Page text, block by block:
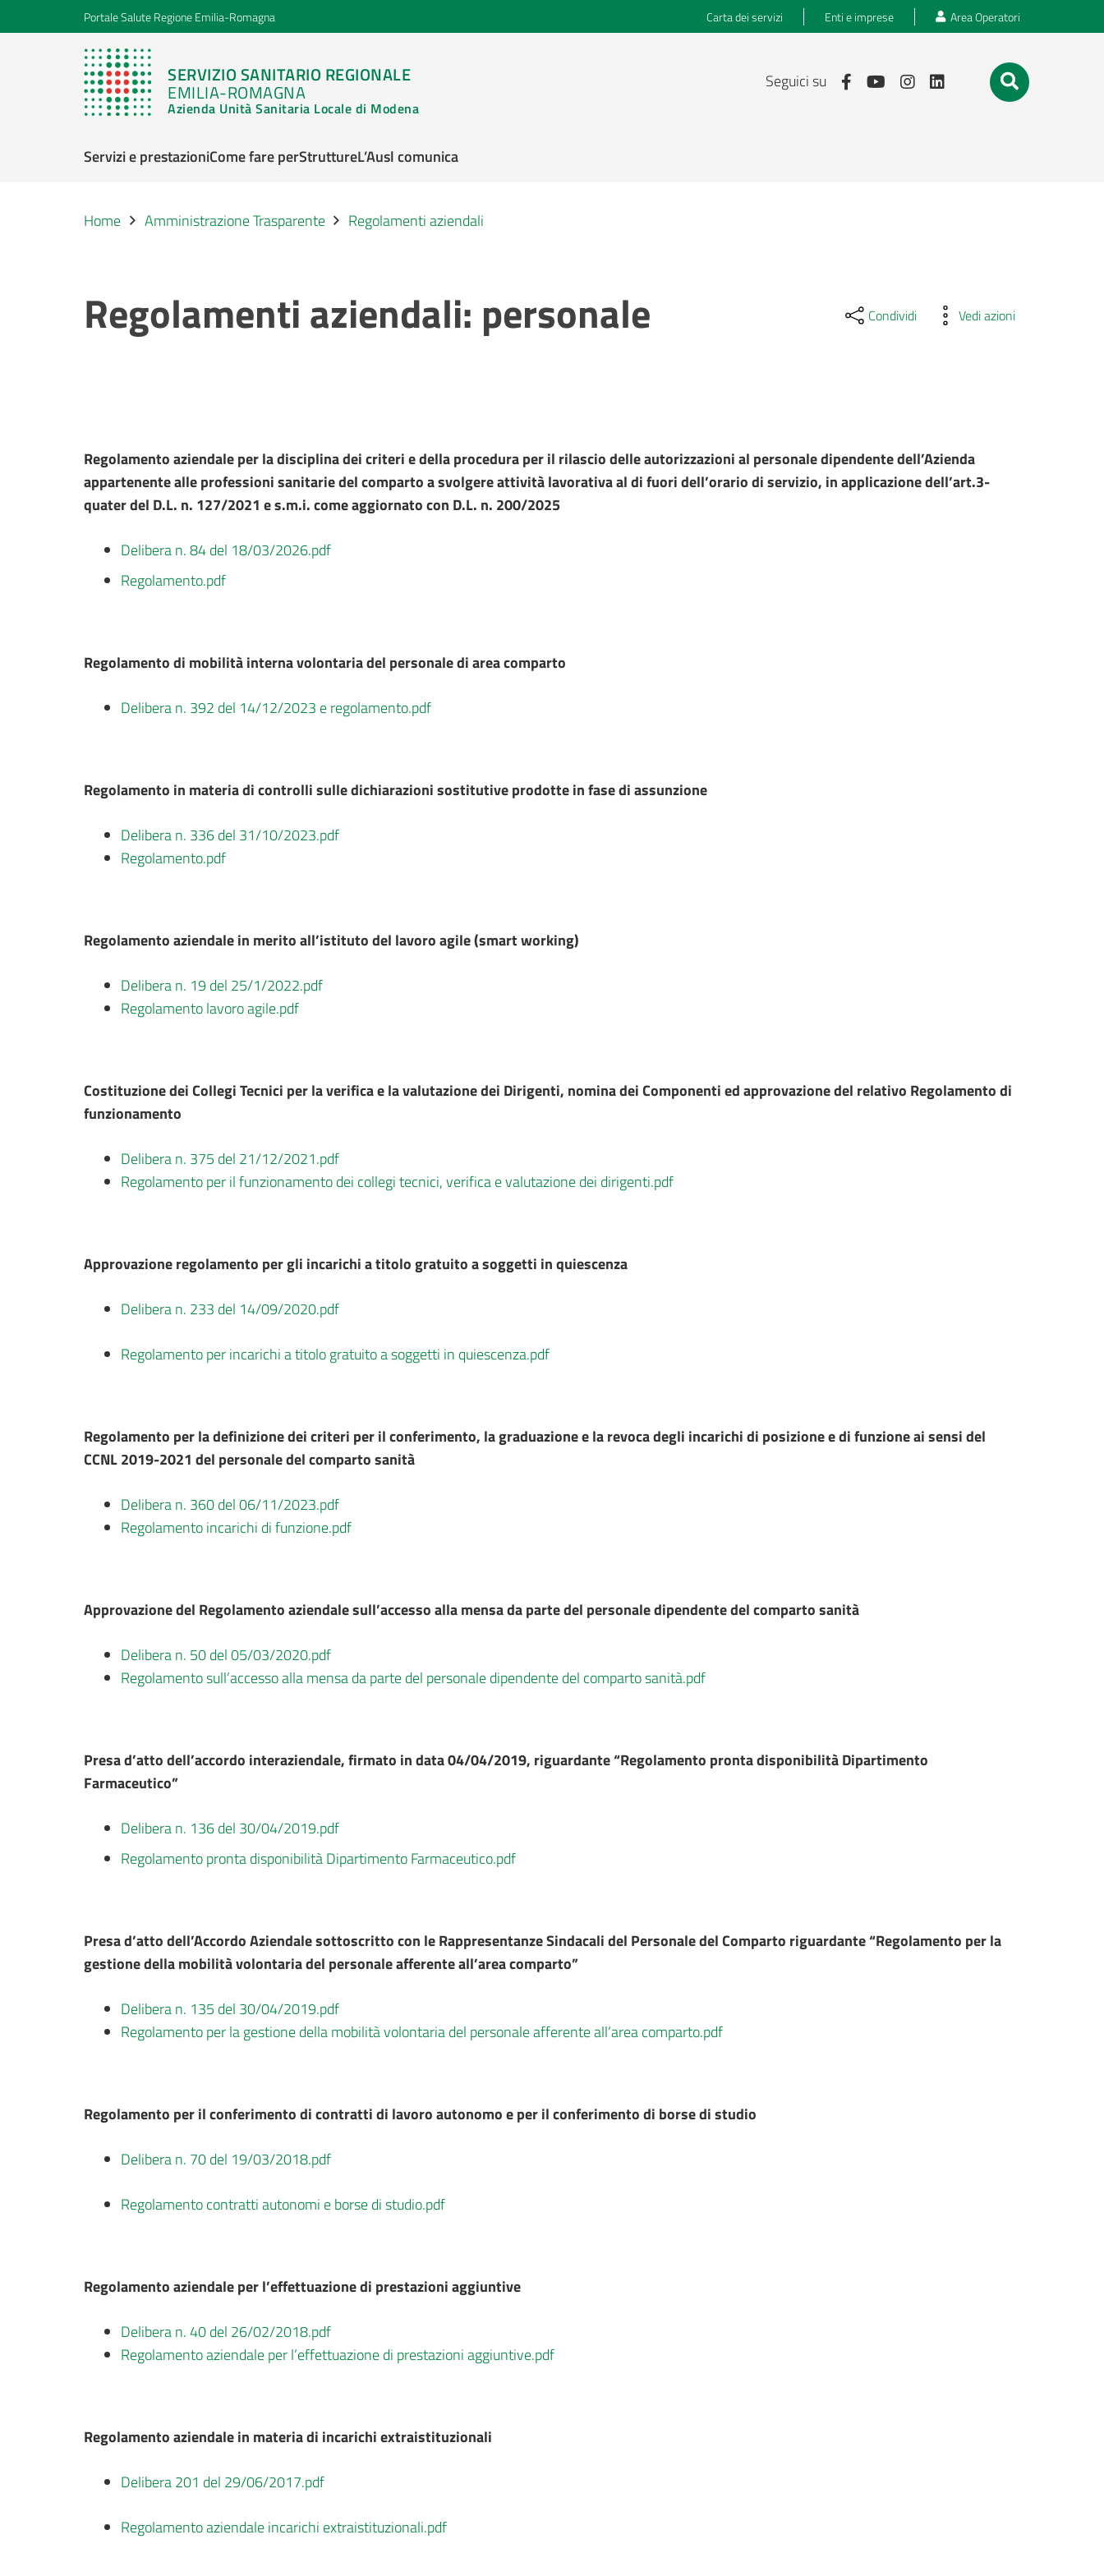
Portale Salute Regione Emilia-Romagna Carta dei servizi Enti e imprese Area Operatori
SERVIZIO SANITARIO REGIONALE
EMILIA-ROMAGNA
Azienda Unità Sanitaria Locale di Modena
Seguici su
Servizi e prestazioniCome fare perStruttureL’Ausl comunica
Home Amministrazione Trasparente Regolamenti aziendali
Regolamenti aziendali: personale Condividi Vedi azioni
Regolamento aziendale per la disciplina dei criteri e della procedura per il rilascio delle autorizzazioni al personale dipendente dell’Azienda
appartenente alle professioni sanitarie del comparto a svolgere attività lavorativa al di fuori dell’orario di servizio, in applicazione dell’art.3-
quater del D.L. n. 127/2021 e s.m.i. come aggiornato con D.L. n. 200/2025
Delibera n. 84 del 18/03/2026.pdf
Regolamento.pdf
Regolamento di mobilità interna volontaria del personale di area comparto
Delibera n. 392 del 14/12/2023 e regolamento.pdf
Regolamento in materia di controlli sulle dichiarazioni sostitutive prodotte in fase di assunzione
Delibera n. 336 del 31/10/2023.pdf
Regolamento.pdf
Regolamento aziendale in merito all’istituto del lavoro agile (smart working)
Delibera n. 19 del 25/1/2022.pdf
Regolamento lavoro agile.pdf
Costituzione dei Collegi Tecnici per la verifica e la valutazione dei Dirigenti, nomina dei Componenti ed approvazione del relativo Regolamento di
funzionamento
Delibera n. 375 del 21/12/2021.pdf
Regolamento per il funzionamento dei collegi tecnici, verifica e valutazione dei dirigenti.pdf
Approvazione regolamento per gli incarichi a titolo gratuito a soggetti in quiescenza
Delibera n. 233 del 14/09/2020.pdf
Regolamento per incarichi a titolo gratuito a soggetti in quiescenza.pdf
Regolamento per la definizione dei criteri per il conferimento, la graduazione e la revoca degli incarichi di posizione e di funzione ai sensi del
CCNL 2019-2021 del personale del comparto sanità
Delibera n. 360 del 06/11/2023.pdf
Regolamento incarichi di funzione.pdf
Approvazione del Regolamento aziendale sull’accesso alla mensa da parte del personale dipendente del comparto sanità
Delibera n. 50 del 05/03/2020.pdf
Regolamento sull’accesso alla mensa da parte del personale dipendente del comparto sanità.pdf
Presa d’atto dell’accordo interaziendale, firmato in data 04/04/2019, riguardante “Regolamento pronta disponibilità Dipartimento
Farmaceutico”
Delibera n. 136 del 30/04/2019.pdf
Regolamento pronta disponibilità Dipartimento Farmaceutico.pdf
Presa d’atto dell’Accordo Aziendale sottoscritto con le Rappresentanze Sindacali del Personale del Comparto riguardante “Regolamento per la
gestione della mobilità volontaria del personale afferente all’area comparto”
Delibera n. 135 del 30/04/2019.pdf
Regolamento per la gestione della mobilità volontaria del personale afferente all’area comparto.pdf
Regolamento per il conferimento di contratti di lavoro autonomo e per il conferimento di borse di studio
Delibera n. 70 del 19/03/2018.pdf
Regolamento contratti autonomi e borse di studio.pdf
Regolamento aziendale per l’effettuazione di prestazioni aggiuntive
Delibera n. 40 del 26/02/2018.pdf
Regolamento aziendale per l’effettuazione di prestazioni aggiuntive.pdf
Regolamento aziendale in materia di incarichi extraistituzionali
Delibera 201 del 29/06/2017.pdf
Regolamento aziendale incarichi extraistituzionali.pdf